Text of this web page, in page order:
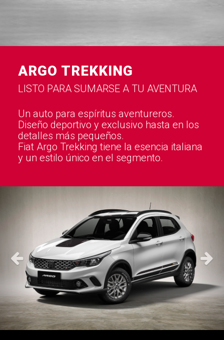
ARGO TREKKING
LISTO PARA SUMARSE A TU AVENTURA
Un auto para espíritus aventureros.
Diseño deportivo y exclusivo hasta en los
detalles más pequeños.
Fiat Argo Trekking tiene la esencia italiana
y un estilo único en el segmento.